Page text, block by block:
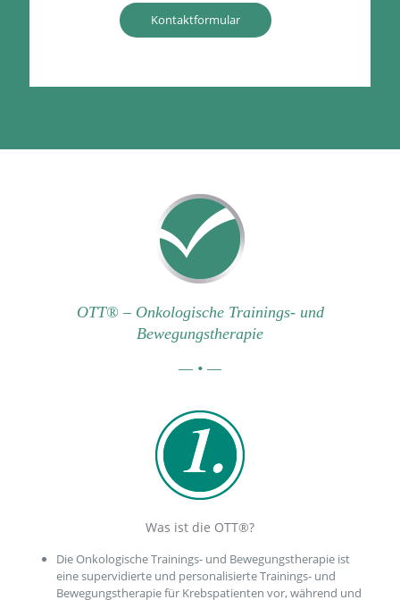
Kontaktformular
OTT® – Onkologische Trainings- und
Bewegungstherapie
— • —
Was ist die OTT®?
Die Onkologische Trainings- und Bewegungstherapie ist
eine supervidierte und personalisierte Trainings- und
Bewegungstherapie für Krebspatienten vor, während und